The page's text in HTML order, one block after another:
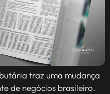
traz uma mudança
de negócios brasileiro.